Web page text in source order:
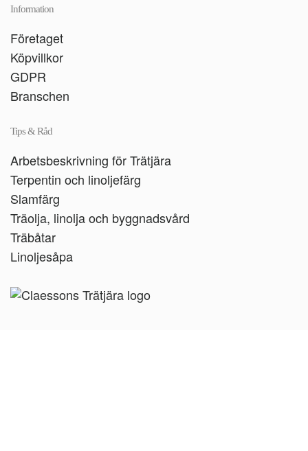
Information
Företaget
Köpvillkor
GDPR
Branschen
Tips & Råd
Arbetsbeskrivning för Trätjära
Terpentin och linoljefärg
Slamfärg
Träolja, linolja och byggnadsvård
Träbåtar
Linoljesåpa